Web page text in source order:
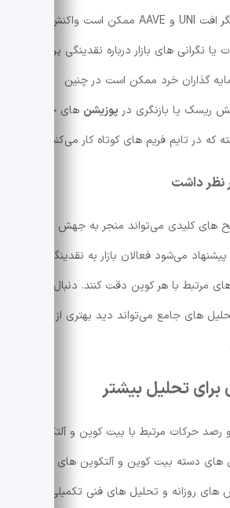
تازه باشد. از سوی دیگر افت UNI و AAVE ممکن است واکنش به
نگرانی های بازار درباره نقدینگی پروتکل
گذاران خرد ممکن است در چنین
ریسک یا بازنگری در پوزیشن های خود
که در تایم فریم های کوتاه کار می‌کنند.
نظر داشت
های کلیدی می‌تواند منجر به جهش یا
می‌شود فعالان بازار به نقدینگی،
مرتبط با هر کوین دقت کنند. دنبال
های جامع می‌تواند دید بهتری از جهت
برای تحلیل بیشتر
رصد حرکات مرتبط با بیت کوین و آلتکوین
های دسته بیت کوین و آلتکوین های سایت
های روزانه و تحلیل های فنی تکمیلی در